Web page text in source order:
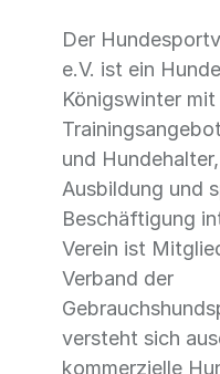
Der
e.V. ist ein
Königswinter mit
und
Ausbildung und
Beschäftigung
Verein ist
Verband der
versteht sich
kommerzielle